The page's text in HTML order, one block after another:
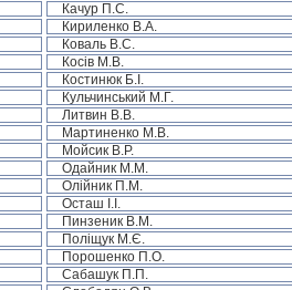
Качур П.С.
Кириленко В.А.
Коваль В.С.
Косів М.В.
Костинюк Б.І.
Кульчинський М.Г.
Литвин В.В.
Мартиненко М.В.
Мойсик В.Р.
Одайник М.М.
Олійник П.М.
Осташ І.І.
Пинзеник В.М.
Поліщук М.Є.
Порошенко П.О.
Сабашук П.П.